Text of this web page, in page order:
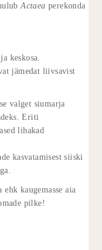
Actaea perekonda
keskosa.
jämedat liivsavist
valget siumarja
Eriti
lihakad
kasvatamisest siiski
kaugemasse aia
pilke!